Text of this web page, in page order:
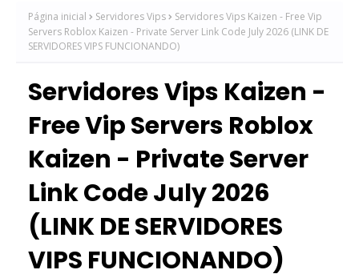
Página inicial Servidores Vips
Servidores Vips Kaizen - Free Vip
Servers Roblox Kaizen - Private Server Link Code July 2026 (LINK DE
SERVIDORES VIPS FUNCIONANDO)
Servidores Vips Kaizen -
Free Vip Servers Roblox
Kaizen - Private Server
Link Code July 2026
(LINK DE SERVIDORES
VIPS FUNCIONANDO)